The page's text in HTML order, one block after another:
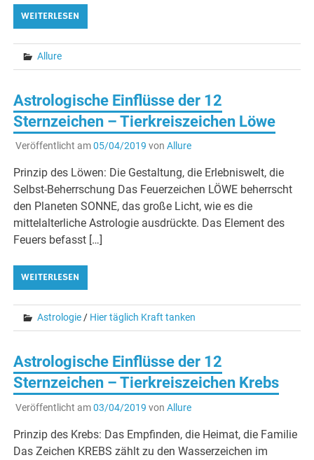
WEITERLESEN
Allure
Astrologische Einflüsse der 12
Sternzeichen – Tierkreiszeichen Löwe
Veröffentlicht am05/04/2019 von Allure
Prinzip des Löwen: Die Gestaltung, die Erlebniswelt, die
Selbst-Beherrschung Das Feuerzeichen LÖWE beherrscht
den Planeten SONNE, das große Licht, wie es die
mittelalterliche Astrologie ausdrückte. Das Element des
Feuers befasst […]
WEITERLESEN
Astrologie/ Hier täglich Kraft tanken
Astrologische Einflüsse der 12
Sternzeichen – Tierkreiszeichen Krebs
Veröffentlicht am03/04/2019 von Allure
Prinzip des Krebs: Das Empfinden, die Heimat, die Familie
Das Zeichen KREBS zählt zu den Wasserzeichen im